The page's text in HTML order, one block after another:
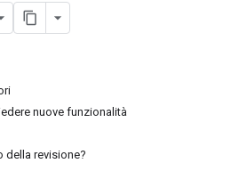
nuove funzionalità
della revisione?